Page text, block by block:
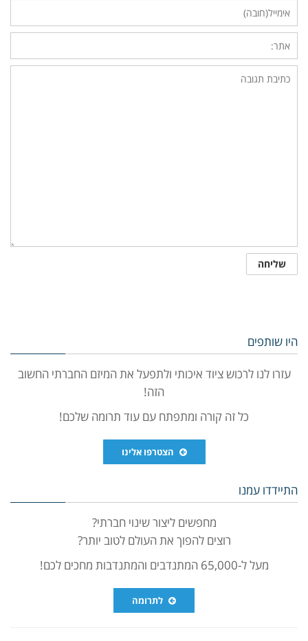
היו שותפים
עזרו לנו לרכוש ציוד איכותי ולתפעל את המיזם החברתי החשוב
הזה!
כל זה קורה ומתפתח עם עוד תרומה שלכם!
הצטרפו אלינו
התיידדו עמנו
מחפשים ליצור שינוי חברתי?
רוצים להפוך את העולם לטוב יותר?
מעל ל-65,000 המתנדבים והמתנדבות מחכים לכם!
לתרומה